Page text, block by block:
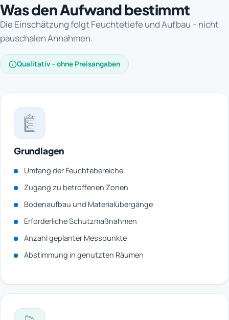
Was den Aufwand bestimmt
Die Einschätzung folgt Feuchtetiefe und Aufbau – nicht
pauschalen Annahmen.
Qualitativ – ohne Preisangaben
Grundlagen
Umfang der Feuchtebereiche
Zugang zu betroffenen Zonen
Bodenaufbau und Materialübergänge
Erforderliche Schutzmaßnahmen
Anzahl geplanter Messpunkte
Abstimmung in genutzten Räumen